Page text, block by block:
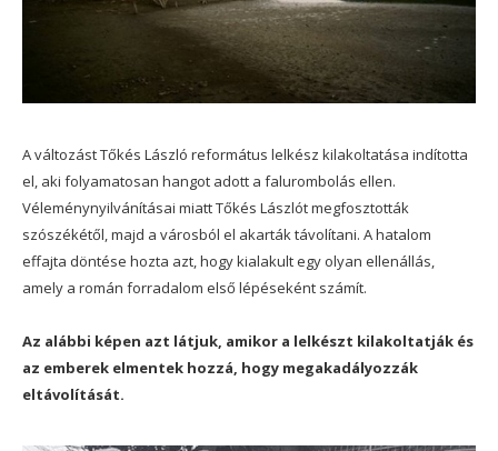
A változást Tőkés László református lelkész kilakoltatása indította
el, aki folyamatosan hangot adott a falurombolás ellen.
Véleménynyilvánításai miatt Tőkés Lászlót megfosztották
szószékétől, majd a városból el akarták távolítani. A hatalom
effajta döntése hozta azt, hogy kialakult egy olyan ellenállás,
amely a román forradalom első lépéseként számít.
Az alábbi képen azt látjuk, amikor a lelkészt kilakoltatják és
az emberek elmentek hozzá, hogy megakadályozzák
eltávolítását.